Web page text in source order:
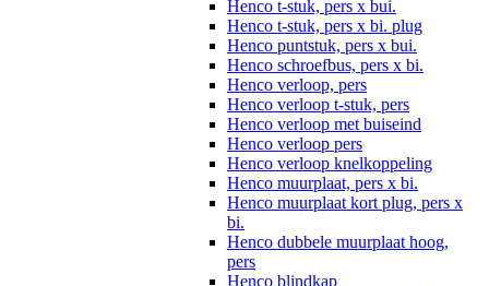
Henco t-stuk, pers x bui.
Henco t-stuk, pers x bi. plug
Henco puntstuk, pers x bui.
Henco schroefbus, pers x bi.
Henco verloop, pers
Henco verloop t-stuk, pers
Henco verloop met buiseind
Henco verloop pers
Henco verloop knelkoppeling
Henco muurplaat, pers x bi.
Henco muurplaat kort plug, pers x
bi.
Henco dubbele muurplaat hoog,
pers
Henco blindkap